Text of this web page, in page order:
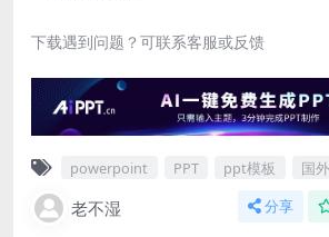
下载遇到问题？可联系客服或反馈
powerpoint PPT ppt模板 国
老不湿 分享